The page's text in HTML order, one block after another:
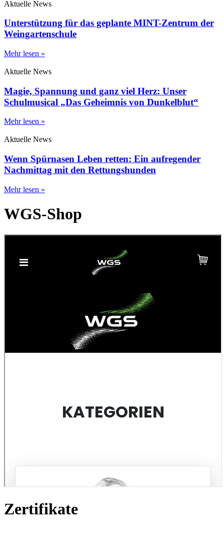
Aktuelle News
Unterstützung für das geplante MINT-Zentrum der
Weingartenschule
Mehr lesen »
Aktuelle News
Magie, Spannung und ganz viel Herz: Unser
Schulmusical „Das Geheimnis von Dunkelblut“
Mehr lesen »
Aktuelle News
Wenn Spürnasen Leben retten: Ein aufregender
Nachmittag mit den Rettungshunden
Mehr lesen »
WGS-Shop
Zertifikate